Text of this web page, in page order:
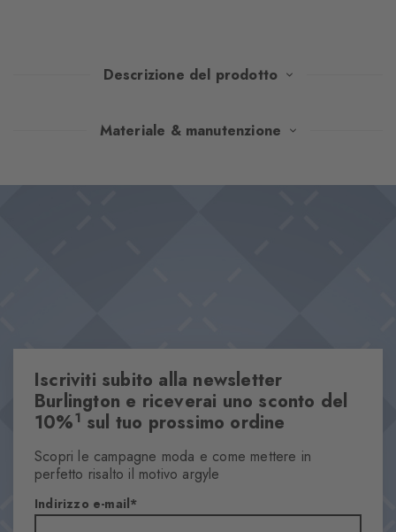
Descrizione del prodotto
Una stampa fluida a 360 gradi cattura i giochi di luce sulla
Materiale & manutenzione
Proprietà
Sesso
Uomo
Motivo
Altrimotivi
Coprente
Iscriviti subito alla newsletter
Burlington e riceverai uno sconto del
10%1 sul tuo prossimo ordine
Scopri le campagne moda e come mettere in
perfetto risalto il motivo argyle
Indirizzo e-mail